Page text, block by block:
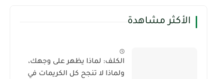
الأكثر مشاهدة
الكلف: لماذا يظهر على وجهك،
ولماذا لا تنجح كل الكريمات في